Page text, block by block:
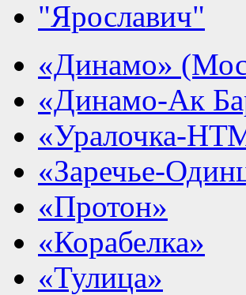
"Ярославич"
«Динамо»
«Динамо-Ак
«Уралочка-
«Заречье-
«Протон»
«Корабелка»
«Тулица»